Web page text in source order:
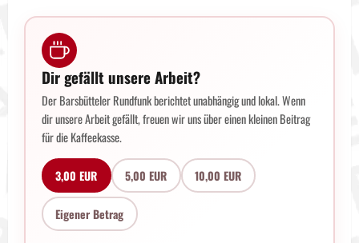
Dir gefällt unsere Arbeit?
Der Barsbütteler Rundfunk berichtet unabhängig und lokal. Wenn
dir unsere Arbeit gefällt, freuen wir uns über einen kleinen Beitrag
für die Kaffeekasse.
3,00 EUR 5,00 EUR 10,00 EUR
Eigener Betrag